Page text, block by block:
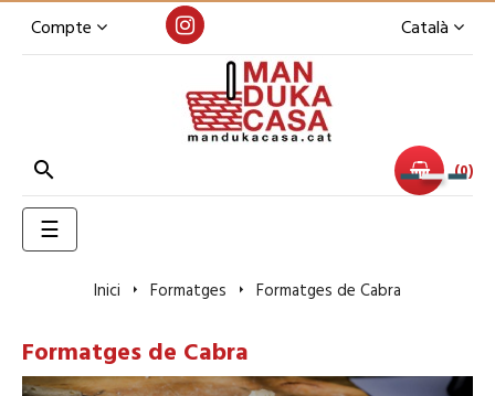
Català
Compte
 0
Toggle
navigation
☰
Inici Formatges Formatges de Cabra
Formatges de Cabra